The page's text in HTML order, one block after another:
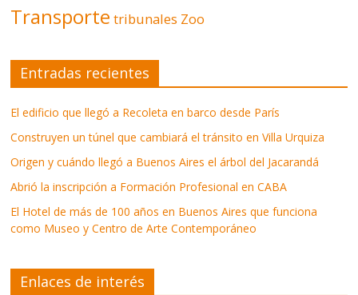
Transporte tribunales Zoo
Entradas recientes
El edificio que llegó a Recoleta en barco desde París
Construyen un túnel que cambiará el tránsito en Villa Urquiza
Origen y cuándo llegó a Buenos Aires el árbol del Jacarandá
Abrió la inscripción a Formación Profesional en CABA
El Hotel de más de 100 años en Buenos Aires que funciona
como Museo y Centro de Arte Contemporáneo
Enlaces de interés